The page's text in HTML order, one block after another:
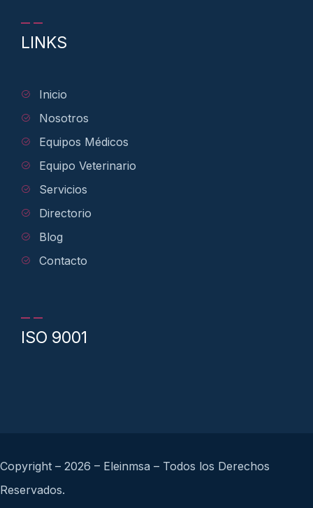
LINKS
Inicio
Nosotros
Equipos Médicos
Equipo Veterinario
Servicios
Directorio
Blog
Contacto
ISO 9001
Copyright – 2026 – Eleinmsa – Todos los Derechos
Reservados.